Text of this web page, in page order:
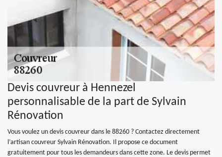
Devis couvreur à Hennezel
personnalisable de la part de Sylvain
Rénovation
Vous voulez un devis couvreur dans le 88260 ? Contactez directement
l’artisan couvreur Sylvain Rénovation. Il propose ce document
gratuitement pour tous les demandeurs dans cette zone. Le devis permet